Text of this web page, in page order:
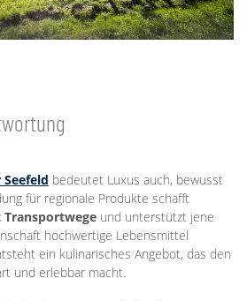
bedeutet Luxus auch, bewusst
für regionale Produkte schafft
und unterstützt jene
hochwertige Lebensmittel
ein kulinarisches Angebot, das den
und erlebbar macht.